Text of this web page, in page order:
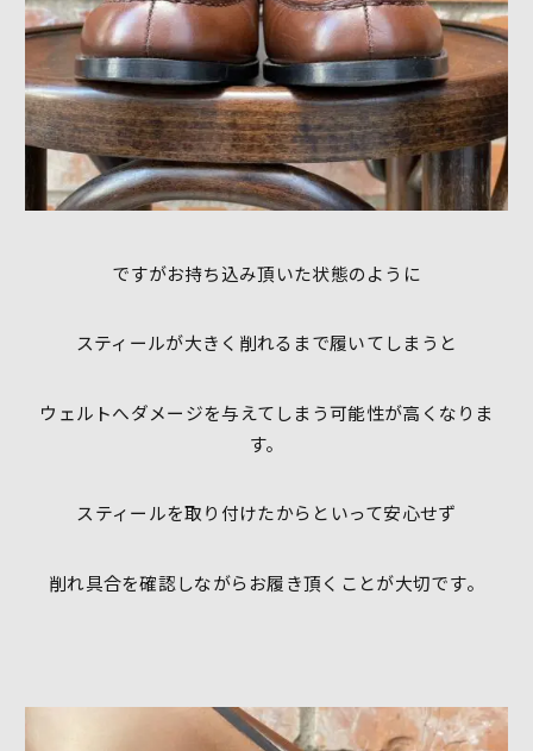
ですがお持ち込み頂いた状態のように
スティールが大きく削れるまで履いてしまうと
ウェルトへダメージを与えてしまう可能性が高くなりま
す。
スティールを取り付けたからといって安心せず
削れ具合を確認しながらお履き頂くことが大切です。